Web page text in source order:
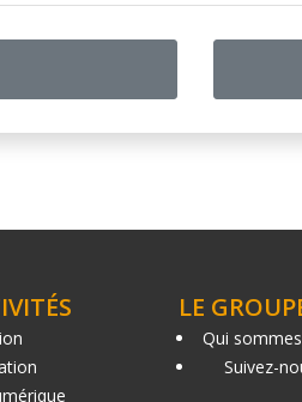
LE
Qui
Suivez-